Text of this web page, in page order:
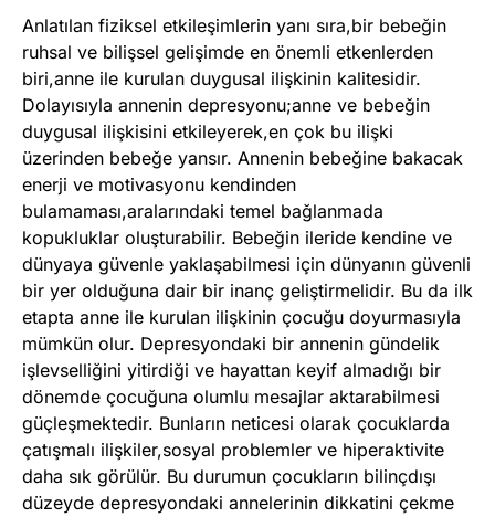
Anlatılan fiziksel etkileşimlerin yanı sıra,bir bebeğin
ruhsal ve bilişsel gelişimde en önemli etkenlerden
biri,anne ile kurulan duygusal ilişkinin kalitesidir.
Dolayısıyla annenin depresyonu;anne ve bebeğin
duygusal ilişkisini etkileyerek,en çok bu ilişki
üzerinden bebeğe yansır. Annenin bebeğine bakacak
enerji ve motivasyonu kendinden
bulamaması,aralarındaki temel bağlanmada
kopukluklar oluşturabilir. Bebeğin ileride kendine ve
dünyaya güvenle yaklaşabilmesi için dünyanın güvenli
bir yer olduğuna dair bir inanç geliştirmelidir. Bu da ilk
etapta anne ile kurulan ilişkinin çocuğu doyurmasıyla
mümkün olur. Depresyondaki bir annenin gündelik
işlevselliğini yitirdiği ve hayattan keyif almadığı bir
dönemde çocuğuna olumlu mesajlar aktarabilmesi
güçleşmektedir. Bunların neticesi olarak çocuklarda
çatışmalı ilişkiler,sosyal problemler ve hiperaktivite
daha sık görülür. Bu durumun çocukların bilinçdışı
düzeyde depresyondaki annelerinin dikkatini çekme